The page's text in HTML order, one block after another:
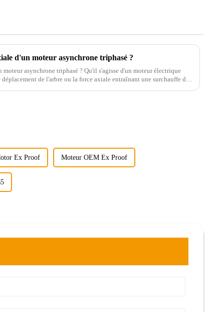
d'un moteur asynchrone triphasé ?
moteur asynchrone triphasé ? Qu'il s'agisse d'un moteur électrique
de l'arbre ou la force axiale entraînant une surchauffe des
Ex Proof Moteur OEM Ex Proof